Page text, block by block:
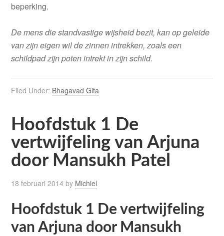
beperking.
De mens die standvastige wijsheid bezit, kan op geleide
van zijn eigen wil de zinnen intrekken, zoals een
schildpad zijn poten intrekt in zijn schild.
Filed Under: Bhagavad Gita
Hoofdstuk 1 De
vertwijfeling van Arjuna
door Mansukh Patel
18 februari 2014 by Michiel
Hoofdstuk 1 De vertwijfeling
van Arjuna door Mansukh